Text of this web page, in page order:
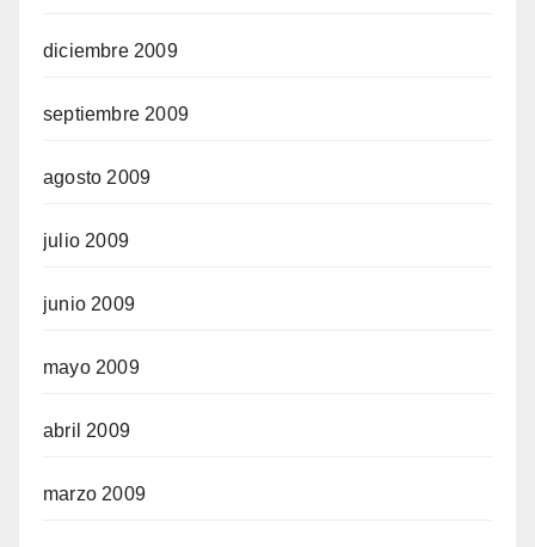
diciembre 2009
septiembre 2009
agosto 2009
julio 2009
junio 2009
mayo 2009
abril 2009
marzo 2009